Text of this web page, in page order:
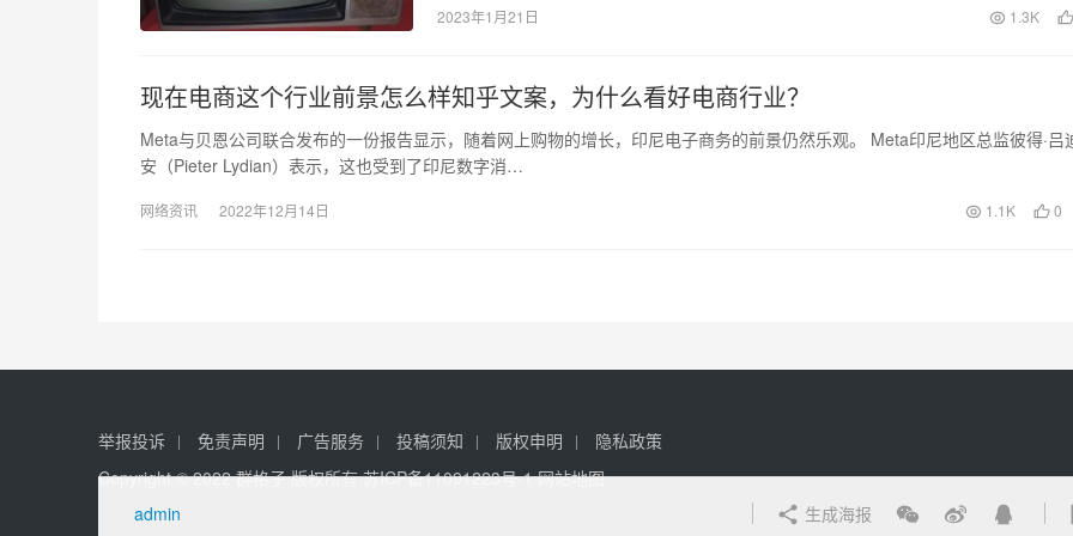
admin 生成海报
2023年1月21日 1.3K
现在电商这个行业前景怎么样知乎文案，为什么看好电商行业？
Meta与贝恩公司联合发布的一份报告显示，随着网上购物的增长，印尼电子商务的前景仍然乐观。 Meta印尼地区总监彼得·吕
安（Pieter Lydian）表示，这也受到了印尼数字消…
网络资讯 2022年12月14日 1.1K 0
举报投诉 免责声明 广告服务 投稿须知 版权申明
隐私政策
Copyright © 2022 群格子 版权所有苏ICP备11091223号-1 网站地图